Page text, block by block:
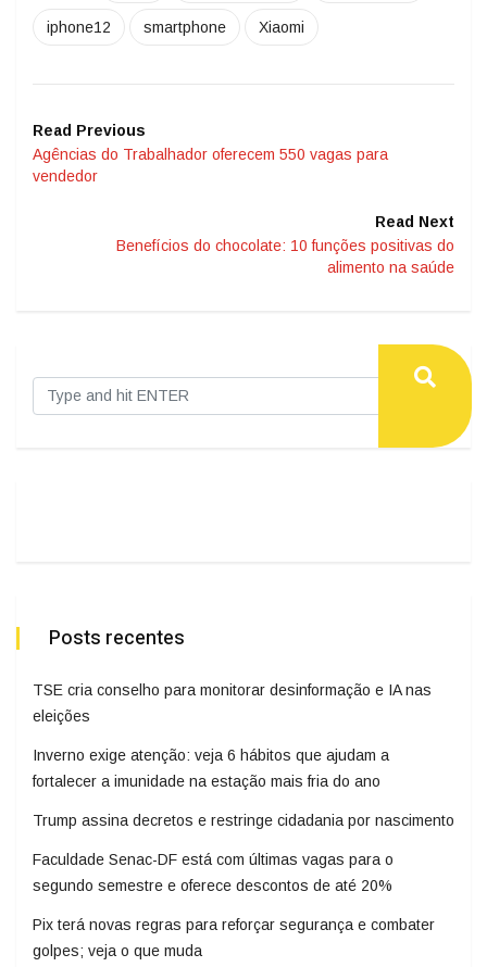
iphone12 smartphone Xiaomi
Read Previous
Agências do Trabalhador oferecem 550 vagas para
vendedor
Read Next
Benefícios do chocolate: 10 funções positivas do
alimento na saúde
Posts recentes
TSE cria conselho para monitorar desinformação e IA nas
eleições
Inverno exige atenção: veja 6 hábitos que ajudam a
fortalecer a imunidade na estação mais fria do ano
Trump assina decretos e restringe cidadania por nascimento
Faculdade Senac-DF está com últimas vagas para o
segundo semestre e oferece descontos de até 20%
Pix terá novas regras para reforçar segurança e combater
golpes; veja o que muda